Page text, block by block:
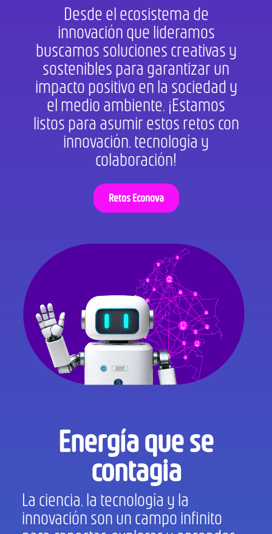
Desde el ecosistema de
innovación que lideramos
buscamos soluciones creativas y
sostenibles para garantizar un
impacto positivo en la sociedad y
el medio ambiente. ¡Estamos
listos para asumir estos retos con
innovación, tecnología y
colaboración!
Retos Econova
Energía que se
contagia
La ciencia, la tecnología y la
innovación son un campo infinito